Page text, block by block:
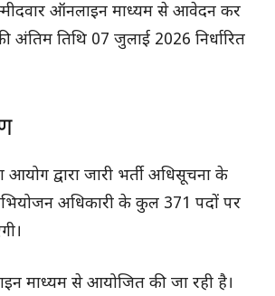
ऑनलाइन माध्यम से आवेदन कर
तिथि 07 जुलाई 2026 निर्धारित
द्वारा जारी भर्ती अधिसूचना के
अधिकारी के कुल 371 पदों पर
माध्यम से आयोजित की जा रही है।